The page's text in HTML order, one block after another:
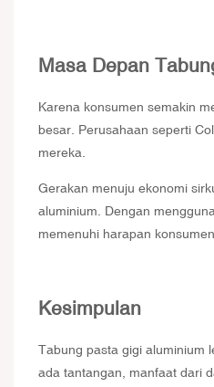
Masa Depan
Karena konsumen semakin
besar. Perusahaan seperti
mereka.
Gerakan menuju ekonomi
aluminium. Dengan
memenuhi harapan
Kesimpulan
Tabung pasta gigi aluminium
ada tantangan, manfaat dari